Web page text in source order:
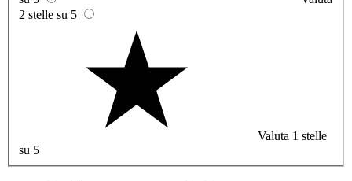
2 stelle su 5
Valuta 1 stelle
su 5